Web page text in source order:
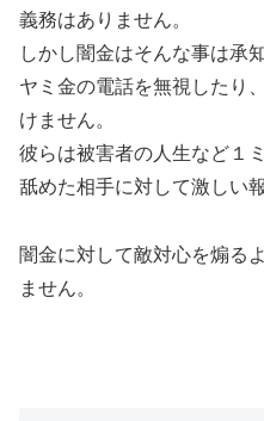
義務はありません。
しかし闇金はそんな事は承
ヤミ金の電話を無視したり
けません。
彼らは被害者の人生など１
舐めた相手に対して激しい
闇金に対して敵対心を煽る
ません。